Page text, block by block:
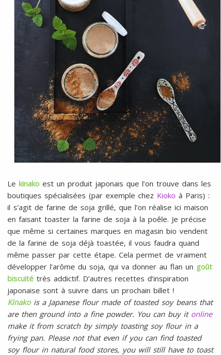
Le kinako est un produit japonais que l’on trouve dans les
boutiques spécialisées (par exemple chez Kioko à Paris) :
il s’agit de farine de soja grillé, que l’on réalise ici maison
en faisant toaster la farine de soja à la poêle. Je précise
que même si certaines marques en magasin bio vendent
de la farine de soja déjà toastée, il vous faudra quand
même passer par cette étape. Cela permet de vraiment
développer l’arôme du soja, qui va donner au flan un goût
biscuité très addictif. D’autres recettes d’inspiration
japonaise sont à suivre dans un prochain billet !
Kinakois a Japanese flour made of toasted soy beans that
are then ground into a fine powder. You can buy it online
make it from scratch by simply toasting soy flour in a
frying pan. Please not that even if you can find toasted
soy flour in natural food stores, you will still have to toast